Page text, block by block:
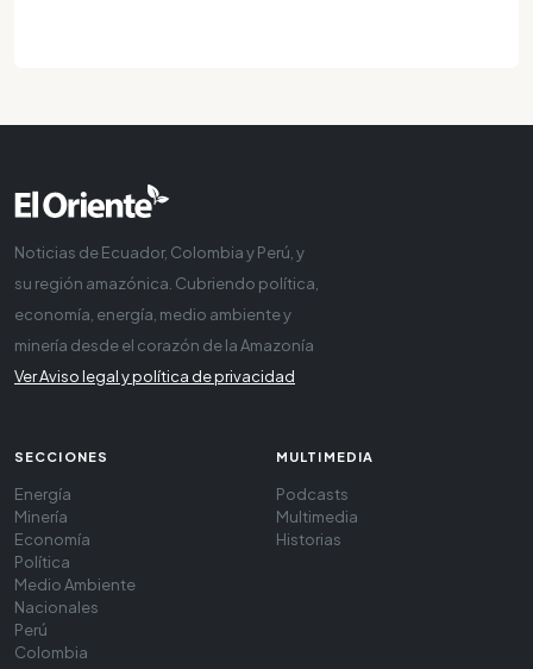
Noticias de Ecuador, Colombia y Perú, y
su región amazónica. Cubriendo política,
economía, energía, medio ambiente y
minería desde el corazón de la Amazonía
Ver Aviso legal y política de privacidad
SECCIONES
Energía
Minería
Economía
Política
Medio Ambiente
Nacionales
Perú
Colombia
MULTIMEDIA
Podcasts
Multimedia
Historias